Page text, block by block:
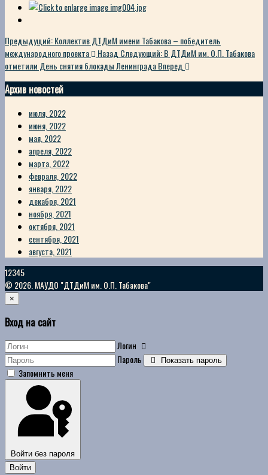
Предыдущий: Коллектив ДТДиМ имени Табакова – победитель
международного проекта
Назад Следующий: В ДТДиМ им. О.П. Табакова
отметили День снятия блокады ЛенинградаВперед
Архив новостей
июля, 2022
июня, 2022
мая, 2022
апреля, 2022
марта, 2022
февраля, 2022
января, 2022
декабря, 2021
ноября, 2021
октября, 2021
сентября, 2021
августа, 2021
12345
© 2026. МАУДО "ДТДиМ им. О.П. Табакова"
×
Вход на сайт
Логин
Пароль
Показать пароль
Запомнить меня
Войти без пароля
Войти